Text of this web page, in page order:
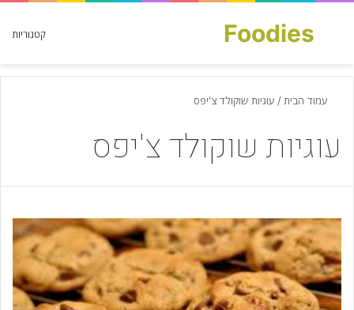
קטגוריות Foodies
חפש עבור
עמוד הבית / עוגיות שוקולד צ'יפס
עוגיות שוקולד צ'יפס